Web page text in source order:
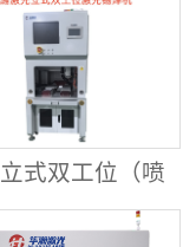
式双工位（喷
膏）激光焊锡机